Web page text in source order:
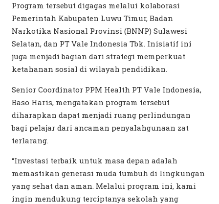
Program tersebut digagas melalui kolaborasi
Pemerintah Kabupaten Luwu Timur, Badan
Narkotika Nasional Provinsi (BNNP) Sulawesi
Selatan, dan PT Vale Indonesia Tbk. Inisiatif ini
juga menjadi bagian dari strategi memperkuat
ketahanan sosial di wilayah pendidikan.
Senior Coordinator PPM Health PT Vale Indonesia,
Baso Haris, mengatakan program tersebut
diharapkan dapat menjadi ruang perlindungan
bagi pelajar dari ancaman penyalahgunaan zat
terlarang.
“Investasi terbaik untuk masa depan adalah
memastikan generasi muda tumbuh di lingkungan
yang sehat dan aman. Melalui program ini, kami
ingin mendukung terciptanya sekolah yang